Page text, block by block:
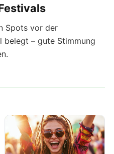
Spots vor der
belegt – gute Stimmung